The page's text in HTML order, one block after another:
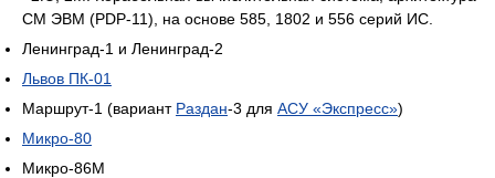
СМ ЭВМ (PDP-11), на основе 585, 1802 и 556 серий ИС.
Ленинград-1 и Ленинград-2
Львов ПК-01
Маршрут-1 (вариант Раздан-3 для АСУ «Экспресс»)
Микро-80
Микро-86М